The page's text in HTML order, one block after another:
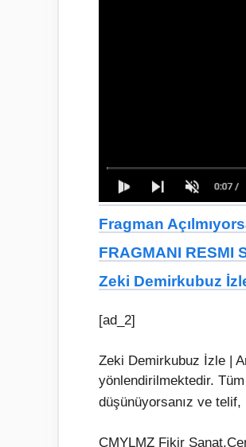
Fragman
FRAGMANI RESMI
Zeki Demirkubuz
[ad_2]
Zeki Demirkubuz İzle |
yönlendirilmektedir. Tüm
düşünüyorsanız ve
CMYLMZ Fikir